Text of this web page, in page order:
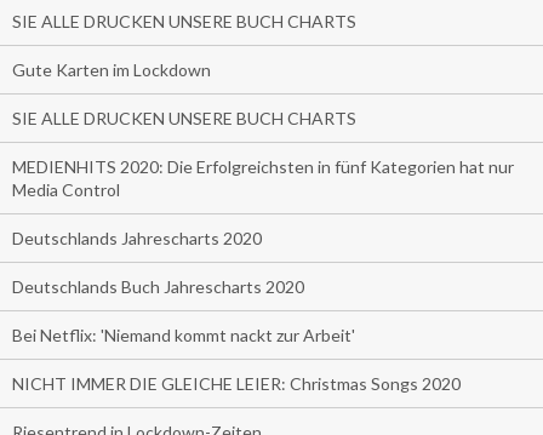
SIE ALLE DRUCKEN UNSERE BUCH CHARTS
Gute Karten im Lockdown
SIE ALLE DRUCKEN UNSERE BUCH CHARTS
MEDIENHITS 2020: Die Erfolgreichsten in fünf Kategorien hat nur
Media Control
Deutschlands Jahrescharts 2020
Deutschlands Buch Jahrescharts 2020
Bei Netflix: 'Niemand kommt nackt zur Arbeit'
NICHT IMMER DIE GLEICHE LEIER: Christmas Songs 2020